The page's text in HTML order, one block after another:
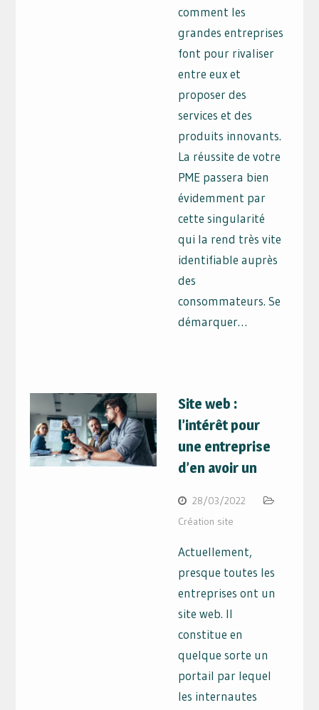
comment les
grandes entreprises
font pour rivaliser
entre eux et
proposer des
services et des
produits innovants.
La réussite de votre
PME passera bien
évidemment par
cette singularité
qui la rend très vite
identifiable auprès
des
consommateurs. Se
démarquer…
Site web :
l’intérêt pour
une entreprise
d’en avoir un
28/03/2022
Création site
Actuellement,
presque toutes les
entreprises ont un
site web. Il
constitue en
quelque sorte un
portail par lequel
les internautes